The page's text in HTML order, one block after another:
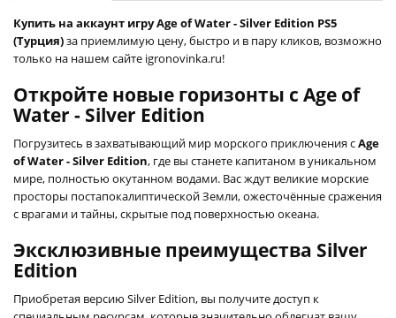
Купить на аккаунт игру Age of Water - Silver Edition PS5
(Турция)за приемлимую цену, быстро и в пару кликов, возможно
только на нашем сайте igronovinka.ru!
Откройте новые горизонты с Age of
Water - Silver Edition
Погрузитесь в захватывающий мир морского приключения сAge
of Water - Silver Edition, где вы станете капитаном в уникальном
мире, полностью окутанном водами. Вас ждут великие морские
просторы постапокалиптической Земли, ожесточённые сражения
с врагами и тайны, скрытые под поверхностью океана.
Эксклюзивные преимущества Silver
Edition
Приобретая версию Silver Edition, вы получите доступ к